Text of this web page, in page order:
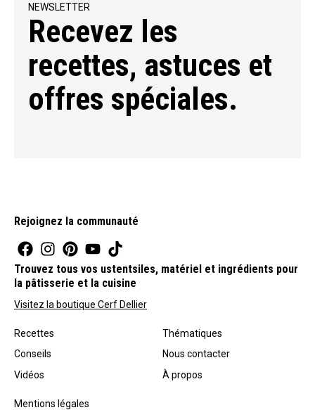
NEWSLETTER
Recevez les
recettes, astuces et
offres spéciales.
Rejoignez la communauté
Trouvez tous vos ustentsiles, matériel et ingrédients pour
la pâtisserie et la cuisine
Visitez la boutique Cerf Dellier
Recettes
Conseils
Vidéos
Thématiques
Nous contacter
À propos
Mentions légales